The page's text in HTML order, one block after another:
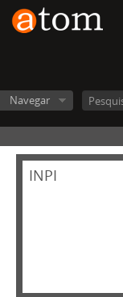
Navegar
INPI